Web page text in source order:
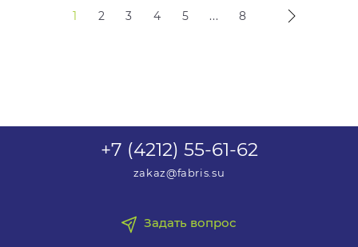
1 2 3 4 5 ... 8
+7 (4212) 55-61-62
zakaz@fabris.su
Задать вопрос